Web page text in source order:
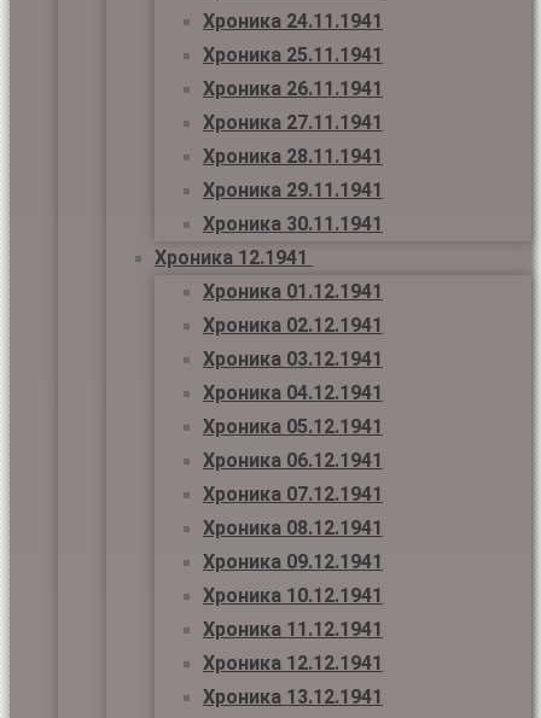
Хроника 24.11.1941
Хроника 25.11.1941
Хроника 26.11.1941
Хроника 27.11.1941
Хроника 28.11.1941
Хроника 29.11.1941
Хроника 30.11.1941
Хроника 12.1941
Хроника 01.12.1941
Хроника 02.12.1941
Хроника 03.12.1941
Хроника 04.12.1941
Хроника 05.12.1941
Хроника 06.12.1941
Хроника 07.12.1941
Хроника 08.12.1941
Хроника 09.12.1941
Хроника 10.12.1941
Хроника 11.12.1941
Хроника 12.12.1941
Хроника 13.12.1941